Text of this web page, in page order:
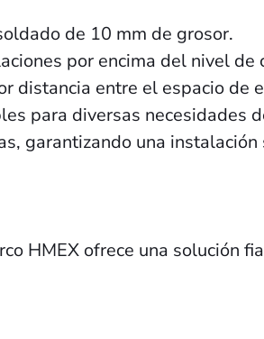
de 10 mm de grosor.
por encima del nivel de
distancia entre el espacio de
para diversas necesidades
garantizando una instalación
HMEX ofrece una solución